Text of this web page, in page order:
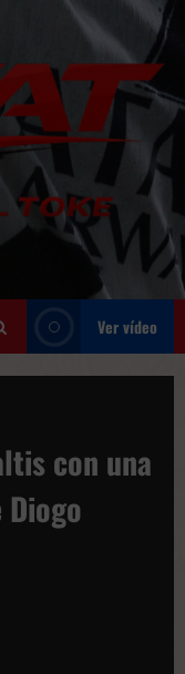
Ver vídeo
con una